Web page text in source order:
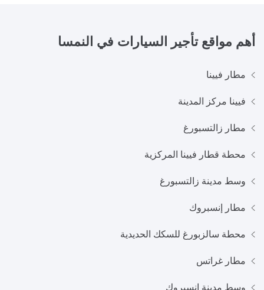
أهم مواقع تأجير السيارات في النمسا
مطار فيينا
فيينا مركز المدينة
مطار زالتسبورغ
محطة قطار فيينا المركزية
وسط مدينة زالتسبورغ
مطار إنسبروك
محطة سالزبورغ للسكك الحديدية
مطار غراتس
وسط مدينة إنسبروك